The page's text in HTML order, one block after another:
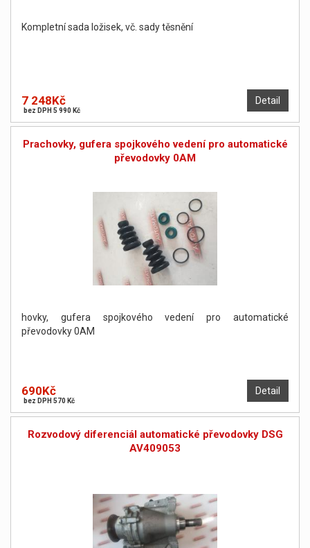
Kompletní sada ložisek, vč. sady těsnění
Detail
7 248Kč
bez DPH 5 990 Kč
Prachovky, gufera spojkového vedení pro automatické
převodovky 0AM
hovky, gufera spojkového vedení pro automatické
převodovky 0AM
Detail
690Kč
bez DPH 570 Kč
Rozvodový diferenciál automatické převodovky DSG
AV409053